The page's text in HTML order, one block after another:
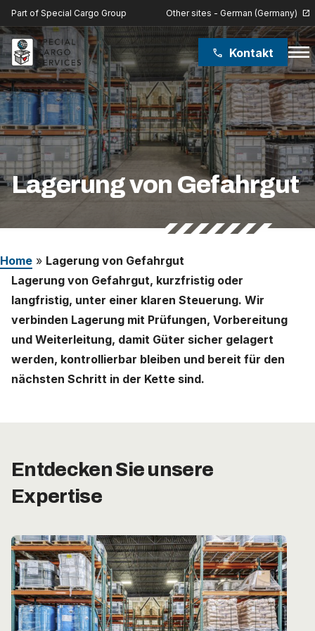
Part of Special Cargo Group Other sites - German (Germany) open_in_new
phone Kontakt menu
Lagerung von Gefahrgut
Home » Lagerung von Gefahrgut
Lagerung von Gefahrgut, kurzfristig oder
langfristig, unter einer klaren Steuerung. Wir
verbinden Lagerung mit Prüfungen, Vorbereitung
und Weiterleitung, damit Güter sicher gelagert
werden, kontrollierbar bleiben und bereit für den
nächsten Schritt in der Kette sind.
Entdecken Sie unsere
Expertise
Special Cargo Group
Special Cargo College
Isologic
Über uns
Karriere
Deutschland (Deutsch)
Nederland (Nederlands)